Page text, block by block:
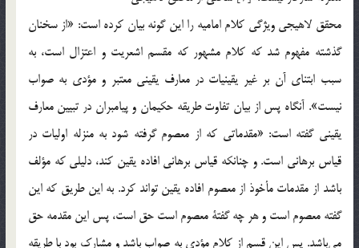
محقق لاهيجي ويژگي كلام اماميه را اين گونه بيان كرده است: «از سخنان
گذشته مفهوم شد كه كلام مشهور كه مقسم اشعريت و اعتزال است، به
سبب ابتناي آن بر غير يقينيات در معارف يقيني معتبر و مؤدي به صواب
نيست». آنگاه پس از بيان تفاوت طريقه حكيمان و پيامبران در تبيين معارف
يقيني گفته است: «مقدماتي كه از معصوم گرفته شود به منزله اوليات در
قياس برهاني است. و چنانكه قياس برهاني افاده يقين كند، دليلي كه مؤلف
باشد از مقدمات مأخوذ از معصوم افاده يقين تواند كرد. به اين طريق كه اين
گفته معصوم است و هر چه گفتة معصوم است حق است، پس اين مقدمه حق
مي‌باشد. پس اين قسم از كلام مؤدي به صواب باشد و مشارك بود با طريقه